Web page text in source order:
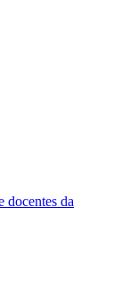
docentes da